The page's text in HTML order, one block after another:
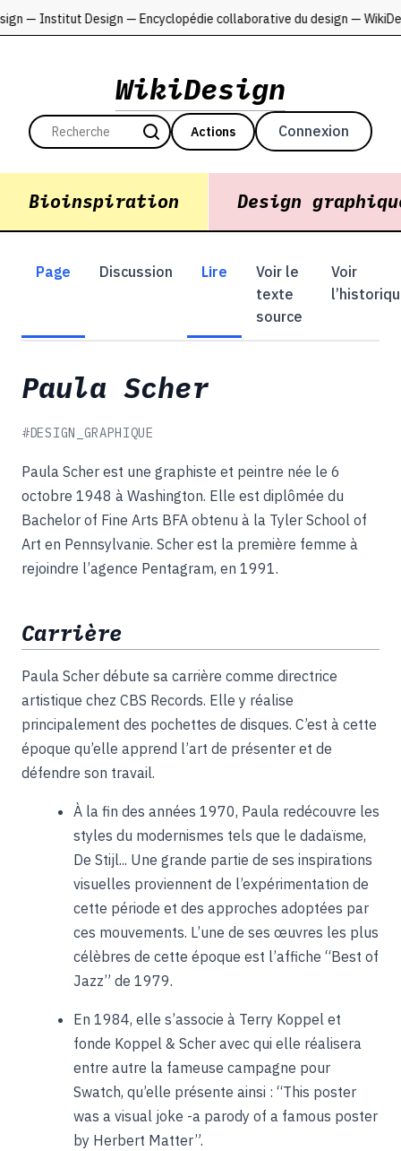
— Institut Design — Encyclopédie collaborative du design —
WikiDesign
Actions Connexion
Bioinspiration Design
Page Discussion Lire
Voir le
texte
source
Voir
Paula Scher
#DESIGN_GRAPHIQUE
Paula Scher est une graphiste et peintre née le 6
octobre 1948 à Washington. Elle est diplômée du
Bachelor of Fine Arts BFA obtenu à la Tyler School of
Art en Pennsylvanie. Scher est la première femme à
rejoindre l’agence Pentagram, en 1991.
Carrière
Paula Scher débute sa carrière comme directrice
artistique chez CBS Records. Elle y réalise
principalement des pochettes de disques. C’est à cette
époque qu’elle apprend l’art de présenter et de
défendre son travail.
À la fin des années 1970, Paula redécouvre les
styles du modernismes tels que le dadaïsme,
De Stijl... Une grande partie de ses inspirations
visuelles proviennent de l’expérimentation de
cette période et des approches adoptées par
ces mouvements. L’une de ses œuvres les plus
célèbres de cette époque est l’affiche “Best of
Jazz” de 1979.
En 1984, elle s’associe à Terry Koppel et
fonde Koppel & Scher avec qui elle réalisera
entre autre la fameuse campagne pour
Swatch, qu’elle présente ainsi : “This poster
was a visual joke -a parody of a famous poster
by Herbert Matter”.